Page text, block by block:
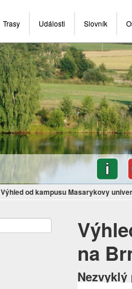
Trasy Události Slovník
Výhled od kampusu Masarykovy
na